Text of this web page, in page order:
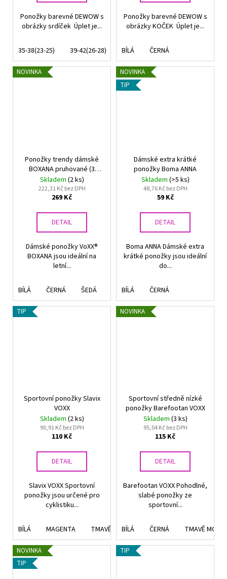
Ponožky barevné DEWOW s
obrázky srdíček Úplet je...
35-38(23-25) 39-42(26-28)
Ponožky barevné DEWOW s
obrázky KOČEK Úplet je...
BÍLÁ ČERNÁ
NOVINKA
Ponožky trendy dámské
BOXANA pruhované (3
páry)
Skladem (2 ks)
222,31 Kč bez DPH
269 Kč
DETAIL
Dámské ponožky VoXX®
BOXANA jsou ideální na
letní...
BÍLÁ ČERNÁ ŠEDÁ MODRÁ
NOVINKA
TIP
Dámské extra krátké
ponožky Boma ANNA
Skladem (>5 ks)
48,76 Kč bez DPH
59 Kč
DETAIL
Boma ANNA Dámské extra
krátké ponožky jsou ideální
do...
BÍLÁ ČERNÁ
TIP
Sportovní ponožky Slavix
VOXX
Skladem (2 ks)
90,91 Kč bez DPH
110 Kč
DETAIL
Slavix VOXX Sportovní
ponožky jsou určené pro
cyklistiku...
BÍLÁ MAGENTA TMAVĚ ŠEDÁ SVĚTLE ŠEDÁ
NOVINKA
Sportovní středně nízké
ponožky Barefootan VOXX
Skladem (3 ks)
95,04 Kč bez DPH
115 Kč
DETAIL
Barefootan VOXX Pohodlné,
slabé ponožky ze
sportovní...
BÍLÁ ČERNÁ TMAVĚ
NOVINKA
TIP
TIP